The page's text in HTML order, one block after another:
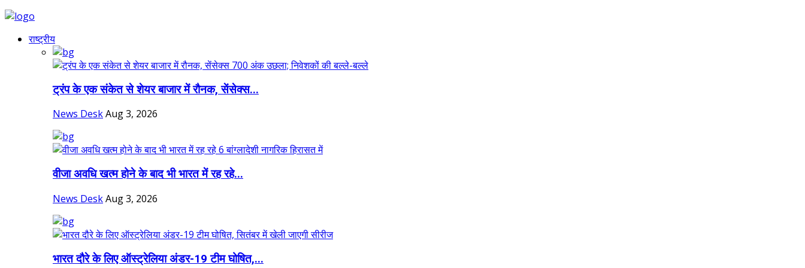
राष्ट्रीय
ट्रंप के एक संकेत से शेयर बाजार में रौनक, सेंसेक्स...
News DeskAug 3, 2026
वीजा अवधि खत्म होने के बाद भी भारत में रह रहे...
News DeskAug 3, 2026
भारत दौरे के लिए ऑस्ट्रेलिया अंडर-19 टीम घोषित,...